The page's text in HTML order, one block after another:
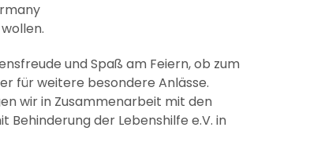
und Spaß am Feiern, ob zum
für weitere besondere Anlässe.
wir in Zusammenarbeit mit den
der Lebenshilfe e.V. in